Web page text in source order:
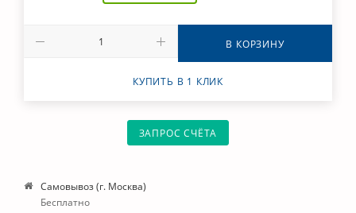
В КОРЗИНУ
КУПИТЬ В 1 КЛИК
ЗАПРОС СЧЁТА
Самовывоз (г. Москва)
Бесплатно